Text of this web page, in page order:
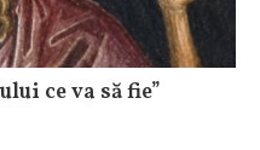
ce va să fie”